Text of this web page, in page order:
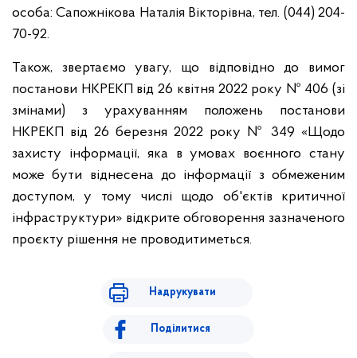
особа: Сапожнікова Наталія Вікторівна, тел. (044) 204-
70-92.
Також, звертаємо увагу, що відповідно до вимог
постанови НКРЕКП від 26 квітня 2022 року № 406 (зі
змінами) з урахуванням положень постанови
НКРЕКП від 26 березня 2022 року № 349 «Щодо
захисту інформації, яка в умовах воєнного стану
може бути віднесена до інформації з обмеженим
доступом, у тому числі щодо об'єктів критичної
інфраструктури» відкрите обговорення зазначеного
проєкту рішення не проводитиметься.
Надрукувати
Поділитися